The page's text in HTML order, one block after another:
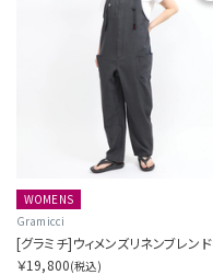
WOMENS
Gramicci
￥19,800(税込)